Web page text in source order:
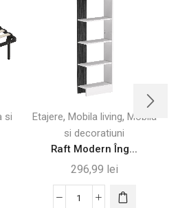
si
Etajere, Mobila living, Mobila
si decoratiuni
Raft Modern Îng...
296,99 lei
Cantitate